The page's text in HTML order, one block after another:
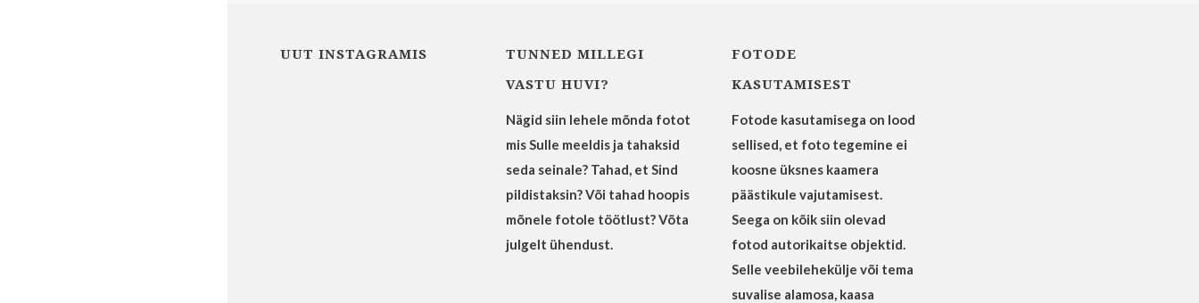
UUT INSTAGRAMIS
TUNNED MILLEGI
VASTU HUVI?
Nägid siin lehele mõnda fotot
mis Sulle meeldis ja tahaksid
seda seinale? Tahad, et Sind
pildistaksin? Või tahad hoopis
mõnele fotole töötlust? Võta
julgelt ühendust.
FOTODE
KASUTAMISEST
Fotode kasutamisega on lood
sellised, et foto tegemine ei
koosne üksnes kaamera
päästikule vajutamisest.
Seega on kõik siin olevad
fotod autorikaitse objektid.
Selle veebilehekülje või tema
suvalise alamosa, kaasa